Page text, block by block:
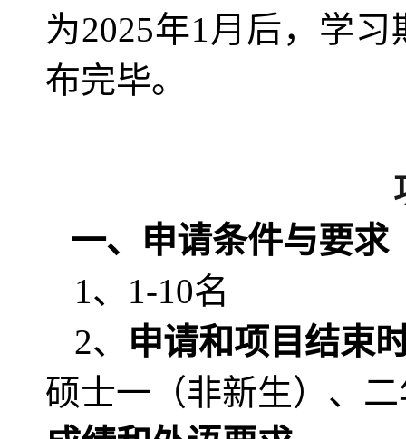
为2025年1月后，学习
布完毕。
一、申请条件与要求
1、1-10名
2、 申请和项目结束
硕士一 （非新生） 、